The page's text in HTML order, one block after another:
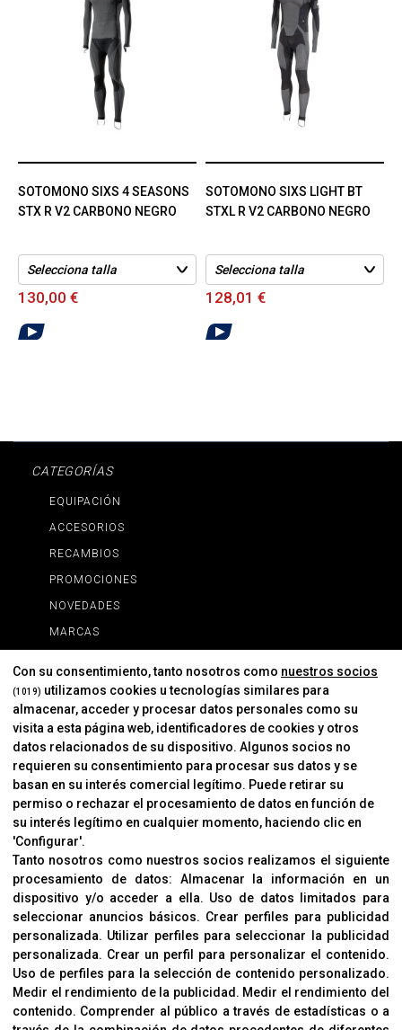
SOTOMONO SIXS 4 SEASONS
STX R V2 CARBONO NEGRO
130,00 €
SOTOMONO SIXS LIGHT BT
STXL R V2 CARBONO NEGRO
128,01 €
CATEGORÍAS
EQUIPACIÓN
ACCESORIOS
RECAMBIOS
PROMOCIONES
NOVEDADES
MARCAS
INFORMACIÓN
Contacto
Cambios Y Devoluciones
CORVER
Aviso Legal
Sobre Nosotros
Cookies
Política De Privacidad
OFICINAS
C/ Coneixement 5, 08850
Con su consentimiento, tanto nosotros como nuestros socios
(1019) utilizamos cookies u tecnologías similares para
almacenar, acceder y procesar datos personales como su
visita a esta página web, identificadores de cookies y otros
datos relacionados de su dispositivo. Algunos socios no
requieren su consentimiento para procesar sus datos y se
basan en su interés comercial legítimo. Puede retirar su
permiso o rechazar el procesamiento de datos en función de
su interés legítimo en cualquier momento, haciendo clic en
'Configurar'.
Tanto nosotros como nuestros socios realizamos el siguiente
procesamiento de datos: Almacenar la información en un
dispositivo y/o acceder a ella. Uso de datos limitados para
seleccionar anuncios básicos. Crear perfiles para publicidad
personalizada. Utilizar perfiles para seleccionar la publicidad
personalizada. Crear un perfil para personalizar el contenido.
Uso de perfiles para la selección de contenido personalizado.
Medir el rendimiento de la publicidad . Medir el rendimiento del
contenido. Comprender al público a través de estadísticas o a